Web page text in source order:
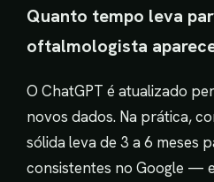
Quanto tempo leva
oftalmologista
O ChatGPT é atualizado
novos dados. Na prática,
sólida leva de 3 a 6 meses
consistentes no Google —